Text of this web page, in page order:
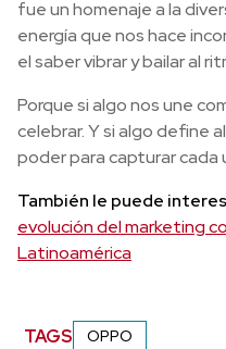
fue un homenaje a la
energía que nos hace
el saber vibrar y bailar al
Porque si algo nos une
celebrar. Y si algo define
poder para capturar cada
También le puede
evolución del marketing
Latinoamérica
TAGS OPPO